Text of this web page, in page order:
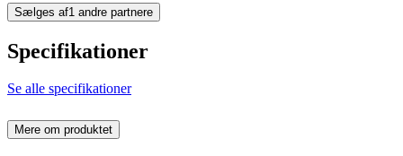
Sælges af1 andre partnere
Specifikationer
Se alle specifikationer
Mere om produktet